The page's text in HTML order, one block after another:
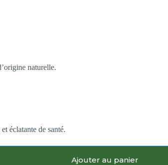
naturelle.
éclatante de santé.
Ajouter au panier